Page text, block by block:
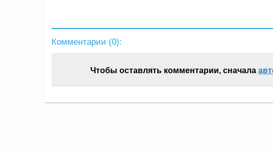
Комментарии (0):
Чтобы оставлять комментарии, сначала